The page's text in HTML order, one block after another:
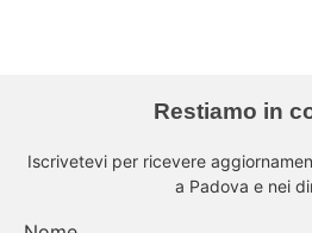
Restiamo in
Iscrivetevi per ricevere
a Padova e nei